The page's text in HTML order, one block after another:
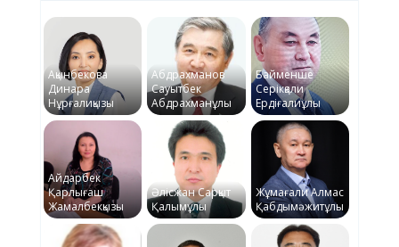
Ақынбекова
Динара
Нұрғалиқызы
Абдрахманов
Сауытбек
Абдрахманұлы
Байменше
Серікқали
Ердіғалиұлы
Айдарбек
Қарлығаш
Жамалбекқызы
Әлісжан Сарқыт
Қалымұлы
Жұмағали Алмас
Қабдымәжитұлы